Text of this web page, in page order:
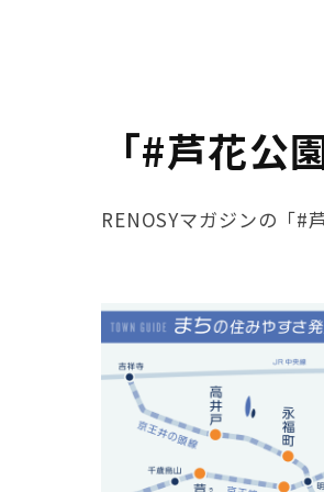
「#芦花公
RENOSYマガジンの「#